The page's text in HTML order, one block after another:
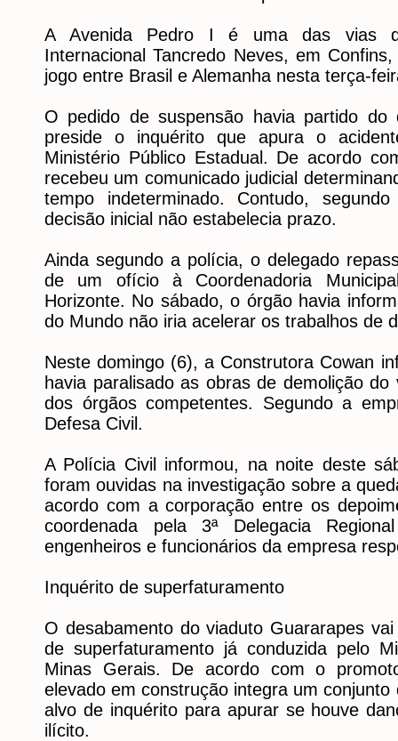
A Avenida Pedro I é uma das vias
Internacional Tancredo Neves, em
jogo entre Brasil e Alemanha nesta terça-
O pedido de suspensão havia partido do
preside o inquérito que apura o
Ministério Público Estadual. De acordo
recebeu um comunicado judicial
tempo indeterminado. Contudo,
decisão inicial não estabelecia prazo.
Ainda segundo a polícia, o delegado
de um ofício à Coordenadoria
Horizonte. No sábado, o órgão havia
do Mundo não iria acelerar os trabalhos de
Neste domingo (6), a Construtora Cowan
havia paralisado as obras de demolição
dos órgãos competentes. Segundo a
Defesa Civil.
A Polícia Civil informou, na noite deste
foram ouvidas na investigação sobre a
acordo com a corporação entre os
coordenada pela 3ª Delegacia
engenheiros e funcionários da empresa
Inquérito de superfaturamento
O desabamento do viaduto Guararapes
de superfaturamento já conduzida pelo
Minas Gerais. De acordo com o
elevado em construção integra um
alvo de inquérito para apurar se houve
ilícito.